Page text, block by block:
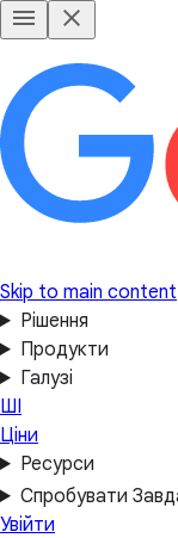
Skip to main content
Рішення
Продукти
Галузі
ШІ
Ціни
Ресурси
Спробувати
Увійти